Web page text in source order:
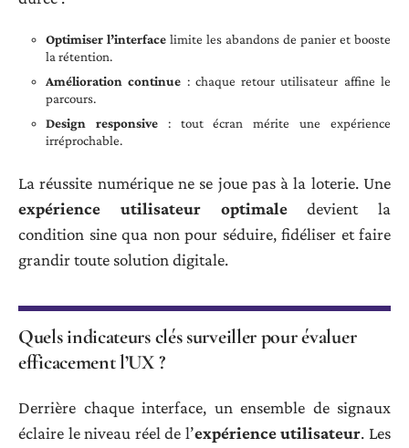
Optimiser l’interface limite les abandons de panier et booste
la rétention.
Amélioration continue : chaque retour utilisateur affine le
parcours.
Design responsive: tout écran mérite une expérience
irréprochable.
La réussite numérique ne se joue pas à la loterie. Une
expérience utilisateur optimaledevient la
condition sine qua non pour séduire, fidéliser et faire
grandir toute solution digitale.
Quels indicateurs clés surveiller pour évaluer
efficacement l’UX ?
Derrière chaque interface, un ensemble de signaux
éclaire le niveau réel de l’expérience utilisateur. Les